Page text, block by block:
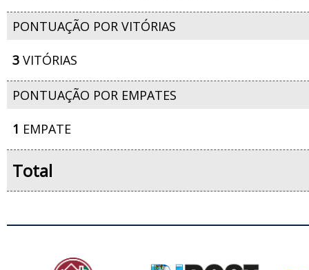
PONTUAÇÃO POR VITÓRIAS
3 VITÓRIAS
PONTUAÇÃO POR EMPATES
1 EMPATE
Total